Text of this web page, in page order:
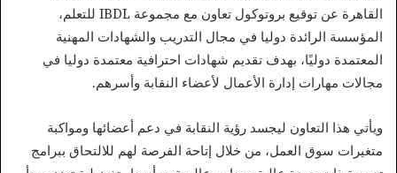
القاهرة عن توقيع بروتوكول تعاون مع مجموعة IBDL للتعلم،
المؤسسة الرائدة دوليا في مجال التدريب والشهادات المهنية
المعتمدة دوليًا، بهدف تقديم شهادات احترافية معتمدة دوليا في
مجالات مهارات إدارة الأعمال لأعضاء النقابة وأسرهم.
ويأتي هذا التعاون ليجسد رؤية النقابة في دعم أعضائها ومواكبة
متغيرات سوق العمل، من خلال إتاحة الفرصة لهم للالتحاق ببرامج